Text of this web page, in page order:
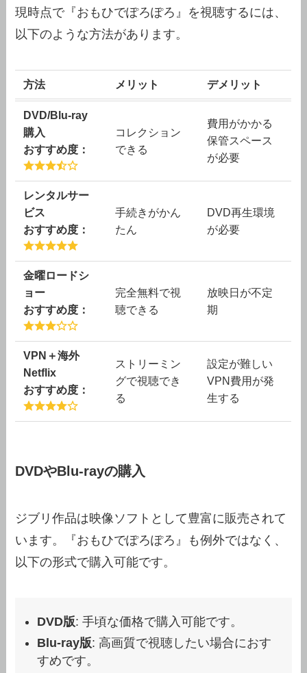
現時点で『おもひでぽろぽろ』を視聴するには、
以下のような方法があります。
方法 メリット デメリット
DVD/Blu-ray
購入
おすすめ度：
コレクション
できる
費用がかかる
保管スペース
が必要
レンタルサー
ビス
おすすめ度：
手続きがかん
たん
DVD再生環境
が必要
金曜ロードシ
ョー
おすすめ度：
完全無料で視
聴できる
放映日が不定
期
VPN＋海外
Netflix
おすすめ度：
ストリーミン
グで視聴でき
る
設定が難しい
VPN費用が発
生する
DVDやBlu-rayの購入
ジブリ作品は映像ソフトとして豊富に販売されて
います。『おもひでぽろぽろ』も例外ではなく、
以下の形式で購入可能です。
DVD版: 手頃な価格で購入可能です。
Blu-ray版: 高画質で視聴したい場合におす
すめです。